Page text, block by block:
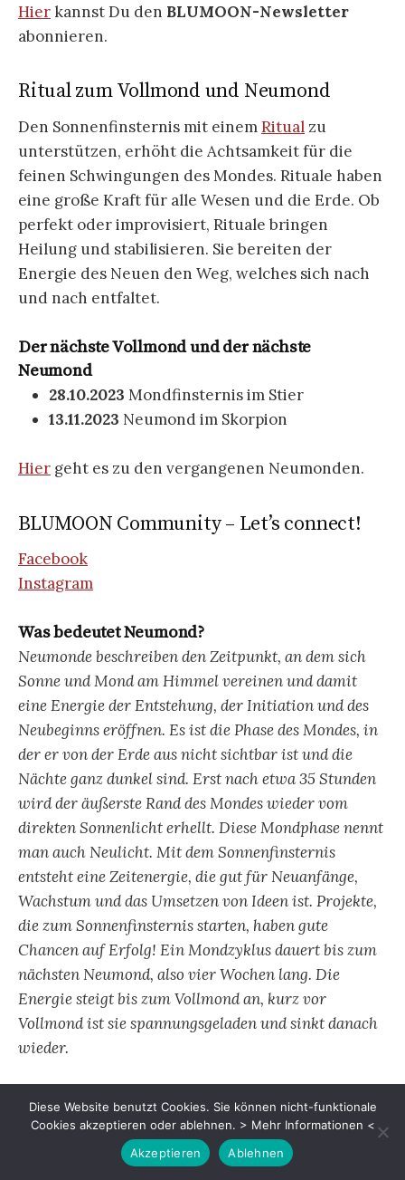
Hierkannst Du den BLUMOON-Newsletter
abonnieren.
Ritual zum Vollmond und Neumond
Den Sonnenfinsternis mit einemRitual zu
unterstützen, erhöht die Achtsamkeit für die
feinen Schwingungen des Mondes. Rituale haben
eine große Kraft für alle Wesen und die Erde. Ob
perfekt oder improvisiert, Rituale bringen
Heilung und stabilisieren. Sie bereiten der
Energie des Neuen den Weg, welches sich nach
und nach entfaltet.
Der nächste Vollmond und der nächste
Neumond
28.10.2023 Mondfinsternis im Stier
13.11.2023 Neumond im Skorpion
Hier geht es zu den vergangenen Neumonden.
BLUMOON Community – Let’s connect!
Facebook
Instagram
Was bedeutet Neumond?
Neumonde beschreiben den Zeitpunkt, an dem sich
Sonne und Mond am Himmel vereinen und damit
eine Energie der Entstehung, der Initiation und des
Neubeginns eröffnen. Es ist die Phase des Mondes, in
der er von der Erde aus nicht sichtbar ist und die
Nächte ganz dunkel sind. Erst nach etwa 35 Stunden
wird der äußerste Rand des Mondes wieder vom
direkten Sonnenlicht erhellt. Diese Mondphase nennt
man auch Neulicht. Mit dem Sonnenfinsternis
entsteht eine Zeitenergie, die gut für Neuanfänge,
Wachstum und das Umsetzen von Ideen ist. Projekte,
die zum Sonnenfinsternis starten, haben gute
Chancen auf Erfolg! Ein Mondzyklus dauert bis zum
nächsten Neumond, also vier Wochen lang. Die
Energie steigt bis zum Vollmond an, kurz vor
Vollmond ist sie spannungsgeladen und sinkt danach
wieder.
Vielen Dank für's Teilen:
Diese Website benutzt Cookies. Sie können nicht-funktionale
Cookies akzeptieren oder ablehnen. > Mehr Informationen <
Akzeptieren
Ablehnen